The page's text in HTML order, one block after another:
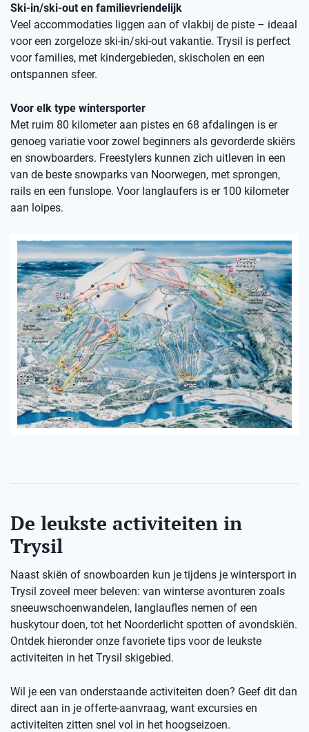
Ski-in/ski-out en familievriendelijk
Veel accommodaties liggen aan of vlakbij de piste – ideaal
voor een zorgeloze ski-in/ski-out vakantie. Trysil is perfect
voor families, met kindergebieden, skischolen en een
ontspannen sfeer.
Voor elk type wintersporter
Met ruim 80 kilometer aan pistes en 68 afdalingen is er
genoeg variatie voor zowel beginners als gevorderde skiërs
en snowboarders. Freestylers kunnen zich uitleven in een
van de beste snowparks van Noorwegen, met sprongen,
rails en een funslope. Voor langlaufers is er 100 kilometer
aan loipes.
De leukste activiteiten in
Trysil
Naast skiën of snowboarden kun je tijdens je wintersport in
Trysil zoveel meer beleven: van winterse avonturen zoals
sneeuwschoenwandelen, langlaufles nemen of een
huskytour doen, tot het Noorderlicht spotten of avondskiën.
Ontdek hieronder onze favoriete tips voor de leukste
activiteiten in het Trysil skigebied.
Wil je een van onderstaande activiteiten doen? Geef dit dan
direct aan in je offerte-aanvraag, want excursies en
activiteiten zitten snel vol in het hoogseizoen.